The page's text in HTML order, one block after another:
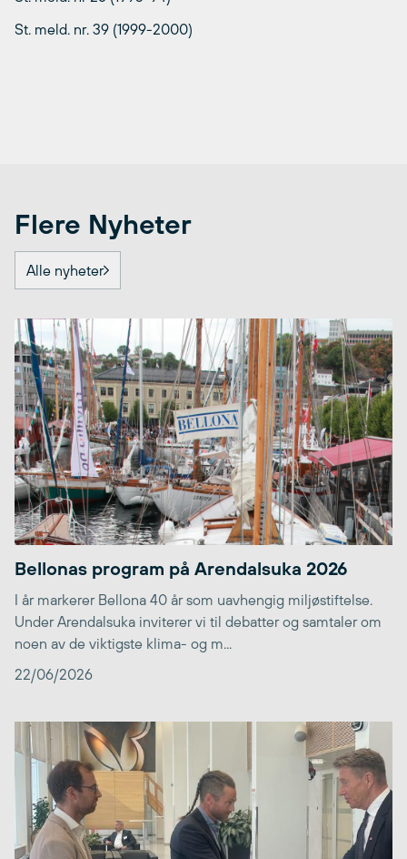
St. meld. nr. 39 (1999-2000)
Flere Nyheter
Alle nyheter
Bellonas program på Arendalsuka 2026
I år markerer Bellona 40 år som uavhengig miljøstiftelse.
Under Arendalsuka inviterer vi til debatter og samtaler om
noen av de viktigste klima- og m...
22/06/2026